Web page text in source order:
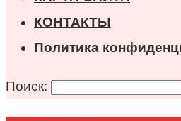
КОНТАКТЫ
Политика
Поиск: